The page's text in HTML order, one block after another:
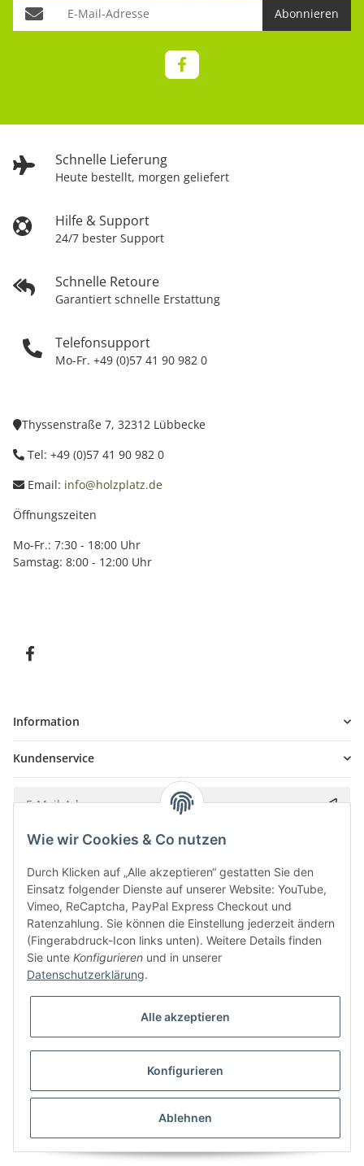
Schnelle Lieferung
Heute bestellt, morgen geliefert
Hilfe & Support
24/7 bester Support
Schnelle Retoure
Garantiert schnelle Erstattung
Telefonsupport
Mo-Fr. +49 (0)57 41 90 982 0
Abonnieren
Thyssenstraße 7, 32312 Lübbecke
Tel: +49 (0)57 41 90 982 0
Email: info@holzplatz.de
Öffnungszeiten
Mo-Fr.: 7:30 - 18:00 Uhr
Samstag: 8:00 - 12:00 Uhr
Information
Kundenservice
Bitte senden Sie mir entsprechend IhrerDatenschutzerklärung
* Alle Preise inkl. gesetzlicher USt., zzgl.
Besucherzähler: 5853424
UmsetzungVlarom E-Commerce Agentur| Powered byJTL-Shop|
CLEARIX JTL-Shop Template
Wie wir Cookies & Co nutzen
Durch Klicken auf „Alle akzeptieren“ gestatten Sie den
Einsatz folgender Dienste auf unserer Website: YouTube,
Vimeo, ReCaptcha, PayPal Express Checkout und
Ratenzahlung. Sie können die Einstellung jederzeit ändern
(Fingerabdruck-Icon links unten). Weitere Details finden
Sie unte Konfigurieren und in unserer
Datenschutzerklärung.
Alle akzeptieren
Konfigurieren
Ablehnen